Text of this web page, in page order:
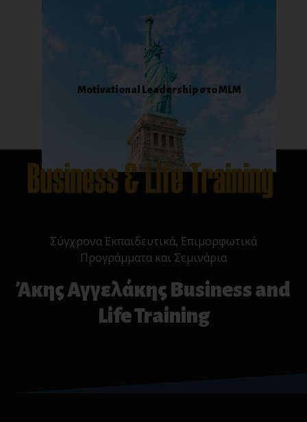
Motivational Leadership στο MLM
Σύγχρονα Εκπαιδευτικά, Επιμορφωτικά
Προγράμματα και Σεμινάρια
Άκης Αγγελάκης Business and
Life Training